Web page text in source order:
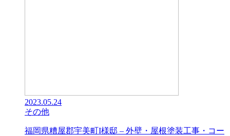
2023.05.24
その他
福岡県糟屋郡宇美町I様邸 – 外壁・屋根塗装工事・コー